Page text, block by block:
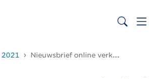
2021 Nieuwsbrief online verkopers 15 april 2021